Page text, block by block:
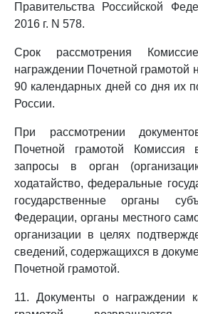
Правительства Российской
2016 г. N 578.
Срок рассмотрения
награждении Почетной грамотой
90 календарных дней со дня их
России.
При рассмотрении
Почетной грамотой Комиссия
запросы в орган
ходатайство, федеральные
государственные органы
Федерации, органы местного
организации в целях
сведений, содержащихся в
Почетной грамотой.
11. Документы о награждении